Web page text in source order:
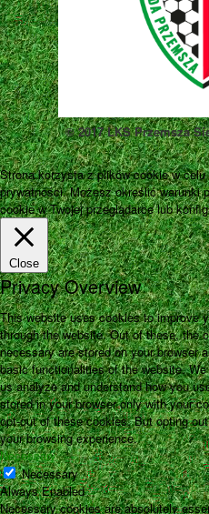
© 2017 LKS Przemsza
Strona korzysta z plików cookie w
prywatności. Możesz określić warunki
cookie w Twojej przeglądarce lub
Close
Privacy Overview
This website uses cookies to improve
through the website. Out of these, the
necessary are stored on your browser
basic functionalities of the website.
us analyze and understand how you
stored in your browser only with your
opt-out of these cookies. But opting
your browsing experience.
Necessary
Necessary
Always Enabled
Necessary cookies are absolutely